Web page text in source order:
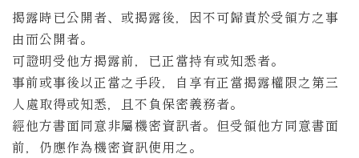
揭露時已公開者、或揭露後，因不可歸責於受領方之事
由而公開者。
可證明受他方揭露前，已正當持有或知悉者。
事前或事後以正當之手段，自享有正當揭露權限之第三
人處取得或知悉，且不負保密義務者。
經他方書面同意非屬機密資訊者。但受領他方同意書面
前，仍應作為機密資訊使用之。